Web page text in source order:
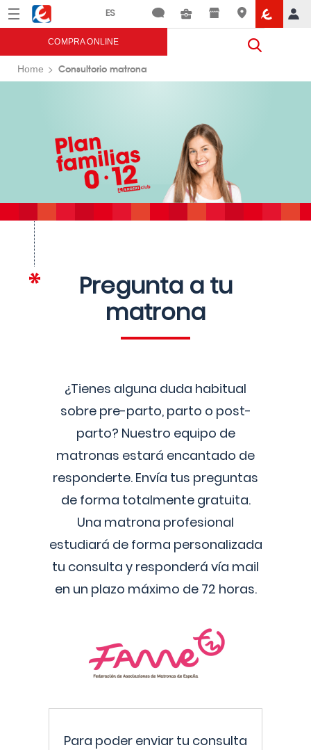
Menú Eroski
COMPRA ONLINE
Home Consultorio matrona
Pregunta a tu
matrona
¿Tienes alguna duda habitual
sobre pre-parto, parto o post-
parto? Nuestro equipo de
matronas estará encantado de
responderte. Envía tus preguntas
de forma totalmente gratuita.
Una matrona profesional
estudiará de forma personalizada
tu consulta y responderá vía mail
en un plazo máximo de 72 horas.
Para poder enviar tu consulta